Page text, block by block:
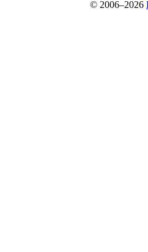
© 2006–2026